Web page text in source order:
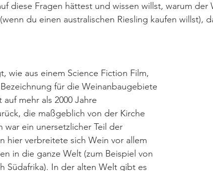
diese Fragen hättest und wissen willst, warum der
du einen australischen Riesling kaufen willst),
wie aus einem Science Fiction Film,
für die Weinanbaugebiete
mehr als 2000 Jahre
die maßgeblich von der Kirche
ein unersetzlicher Teil der
hier verbreitete sich Wein vor allem
in die ganze Welt (zum Beispiel von
Südafrika). In der alten Welt gibt es